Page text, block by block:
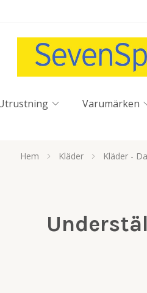
Varumärken
Hem Kläder Kläder -